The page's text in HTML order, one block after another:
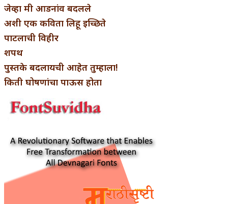
जेव्हा मी आडनांव बदलले
अशी एक कविता लिहू इच्छिते
पाटलाची विहीर
शपथ
पुस्तके बदलायची आहेत तुम्हाला!
किती घोषणांचा पाऊस होता